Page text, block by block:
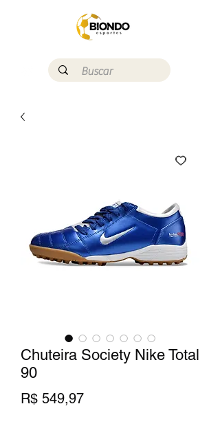
Chuteira Society Nike Total
90
R$ 549,97Preço